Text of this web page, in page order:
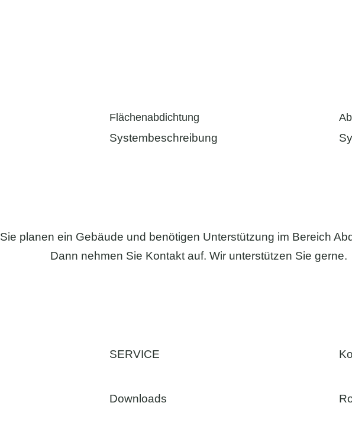
Flächenabdichtung
Systembeschreibung
Sie planen ein Gebäude und benötigen Unterstützung im Bereich
Dann nehmen Sie Kontakt auf. Wir unterstützen Sie gerne.
SERVICE
Downloads